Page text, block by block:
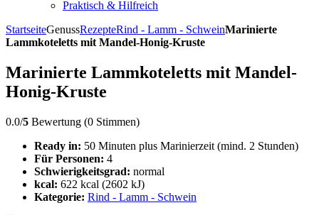
Praktisch & Hilfreich
StartseiteGenussRezepteRind - Lamm - SchweinMarinierte
Lammkoteletts mit Mandel-Honig-Kruste
Marinierte Lammkoteletts mit Mandel-
Honig-Kruste
0.0/5 Bewertung (0 Stimmen)
Ready in: 50 Minuten plus Marinierzeit (mind. 2 Stunden)
Für Personen: 4
Schwierigkeitsgrad: normal
kcal: 622 kcal (2602 kJ)
Kategorie: Rind - Lamm - Schwein